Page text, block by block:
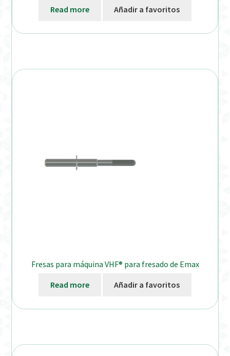
Read more Añadir a favoritos
Fresas para máquina VHF® para fresado de Emax
Read more Añadir a favoritos